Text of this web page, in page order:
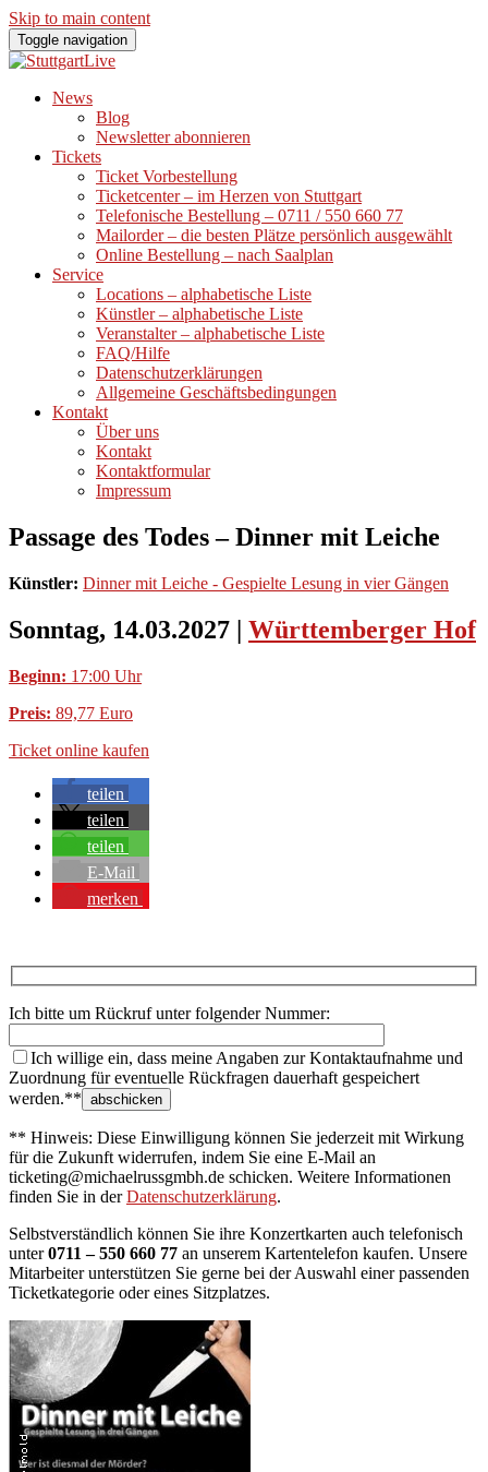
Skip to main content
Toggle navigation
News
Blog
Newsletter abonnieren
Tickets
Ticket Vorbestellung
Ticketcenter – im Herzen von Stuttgart
Telefonische Bestellung – 0711 / 550 660 77
Mailorder – die besten Plätze persönlich ausgewählt
Online Bestellung – nach Saalplan
Service
Locations – alphabetische Liste
Künstler – alphabetische Liste
Veranstalter – alphabetische Liste
FAQ/Hilfe
Datenschutzerklärungen
Allgemeine Geschäftsbedingungen
Kontakt
Über uns
Kontakt
Kontaktformular
Impressum
Passage des Todes – Dinner mit Leiche
Künstler: Dinner mit Leiche - Gespielte Lesung in vier Gängen
Sonntag, 14.03.2027 | Württemberger Hof
Beginn: 17:00 Uhr
Preis: 89,77 Euro
Ticket online kaufen
teilen
teilen
teilen
E-Mail
merken
Ich bitte um Rückruf unter folgender Nummer:
Ich willige ein, dass meine Angaben zur Kontaktaufnahme und
Zuordnung für eventuelle Rückfragen dauerhaft gespeichert
werden.**
** Hinweis: Diese Einwilligung können Sie jederzeit mit Wirkung
für die Zukunft widerrufen, indem Sie eine E-Mail an
ticketing@michaelrussgmbh.de schicken. Weitere Informationen
finden Sie in derDatenschutzerklärung.
Selbstverständlich können Sie ihre Konzertkarten auch telefonisch
unter0711 – 550 660 77 an unserem Kartentelefon kaufen. Unsere
Mitarbeiter unterstützen Sie gerne bei der Auswahl einer passenden
Ticketkategorie oder eines Sitzplatzes.